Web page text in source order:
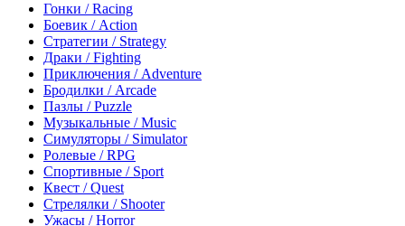
Гонки / Racing
Боевик / Action
Стратегии / Strategy
Драки / Fighting
Приключения / Adventure
Бродилки / Arcade
Пазлы / Puzzle
Музыкальные / Music
Симуляторы / Simulator
Ролевые / RPG
Спортивные / Sport
Квест / Quest
Стрелялки / Shooter
Ужасы / Horror